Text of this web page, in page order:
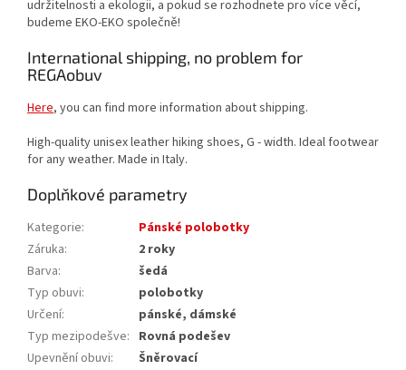
udržitelnosti a ekologii, a pokud se rozhodnete pro více věcí,
budeme EKO-EKO společně!
International shipping, no problem for
REGAobuv
Here, you can find more information about shipping.
High-quality unisex leather hiking shoes, G - width. Ideal footwear
for any weather. Made in Italy.
Doplňkové parametry
Kategorie:
Pánské polobotky
Záruka:
2 roky
Barva:
šedá
Typ obuvi:
polobotky
Určení:
pánské, dámské
Typ mezipodešve: Rovná podešev
Upevnění obuvi:
Šněrovací